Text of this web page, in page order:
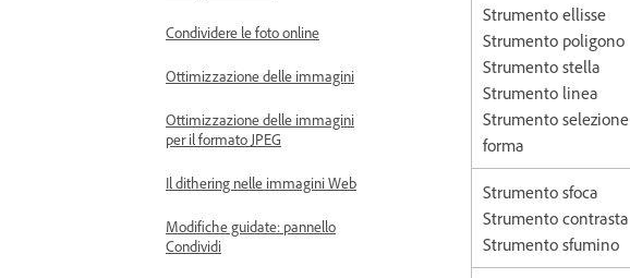
Condividere le foto online
Ottimizzazione delle immagini
Ottimizzazione delle immagini
per il formato JPEG
Il dithering nelle immagini Web
Modifiche guidate: pannello
Condividi
Strumento ellisse
Strumento poligono
Strumento stella
Strumento linea
Strumento selezione
forma
Strumento sfoca
Strumento contrasta
Strumento sfumino